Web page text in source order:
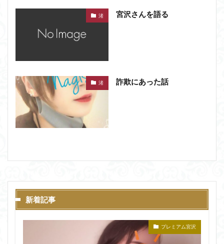
渚 宮沢さんを語る
渚 詐欺にあった話
新着記事
プレミアム宮沢